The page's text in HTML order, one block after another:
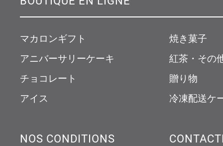
マカロンギフト
アニバーサリーケーキ
チョコレート
アイス
焼き菓子
紅茶・その
贈り物
冷凍配送ケ
NOS CONDITIONS